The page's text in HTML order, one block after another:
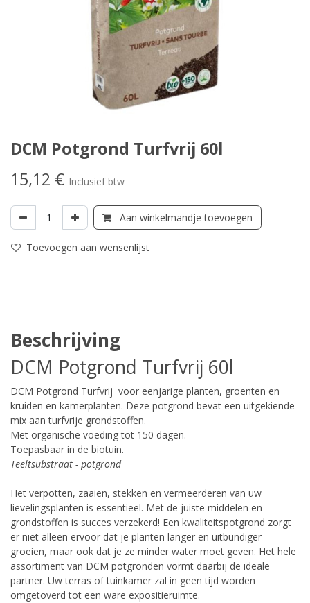
DCM Potgrond Turfvrij 60l
15,12 € Inclusief btw
Aan winkelmandje toevoegen
Toevoegen aan wensenlijst
Beschrijving
DCM Potgrond Turfvrij 60l
DCM Potgrond Turfvrij voor eenjarige planten, groenten en
kruiden en kamerplanten. Deze potgrond bevat een uitgekiende
mix aan turfvrije grondstoffen.
Met organische voeding tot 150 dagen.
Toepasbaar in de biotuin.
Teeltsubstraat - potgrond
Het verpotten, zaaien, stekken en vermeerderen van uw
lievelingsplanten is essentieel. Met de juiste middelen en
grondstoffen is succes verzekerd! Een kwaliteitspotgrond zorgt
er niet alleen ervoor dat je planten langer en uitbundiger
groeien, maar ook dat je ze minder water moet geven. Het hele
assortiment van DCM potgronden vormt daarbij de ideale
partner. Uw terras of tuinkamer zal in geen tijd worden
omgetoverd tot een ware expositieruimte.